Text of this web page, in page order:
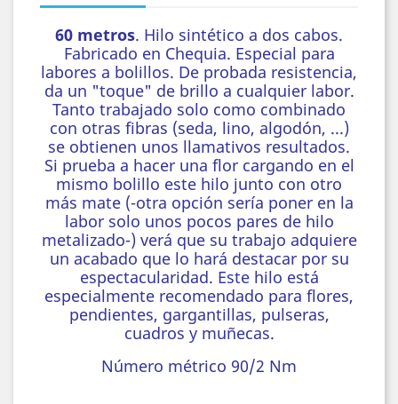
60 metros. Hilo sintético a dos cabos.
Fabricado en Chequia. Especial para
labores a bolillos. De probada resistencia,
da un "toque" de brillo a cualquier labor.
Tanto trabajado solo como combinado
con otras fibras (seda, lino, algodón, ...)
se obtienen unos llamativos resultados.
Si prueba a hacer una flor cargando en el
mismo bolillo este hilo junto con otro
más mate (-otra opción sería poner en la
labor solo unos pocos pares de hilo
metalizado-) verá que su trabajo adquiere
un acabado que lo hará destacar por su
espectacularidad. Este hilo está
especialmente recomendado para flores,
pendientes, gargantillas, pulseras,
cuadros y muñecas.
Número métrico 90/2 Nm